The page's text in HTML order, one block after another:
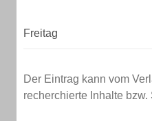
Freitag
Der Eintrag kann vom
recherchierte Inhalte